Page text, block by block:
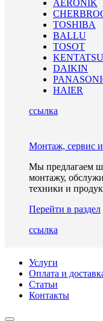
AERONIK
TOSHIBA
BALLU
TOSOT
KENTATSU
DAIKIN
HAIER
ссылка
Монтаж, сервис
Мы предлагаем
монтажу,
техники и
Перейти в раздел
ссылка
Услуги
Оплата и
Статьи
Контакты